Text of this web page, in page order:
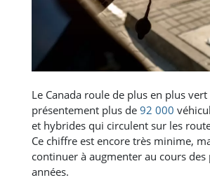
Le Canada roule de plus en plus
présentement plus de 92 000
et hybrides qui circulent sur les
Ce chiffre est encore très minime,
continuer à augmenter au cours des
années.